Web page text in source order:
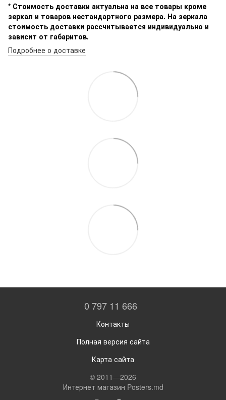
* Стоимость доставки актуальна на все товары кроме
зеркал и товаров нестандартного размера. На зеркала
стоимость доставки рассчитывается индивидуально и
зависит от габаритов.
Подробнее о доставке
0 797 11 666
Контакты
Полная версия сайта
Карта сайта
© 2011—2026
Интернет магазин Posters.md